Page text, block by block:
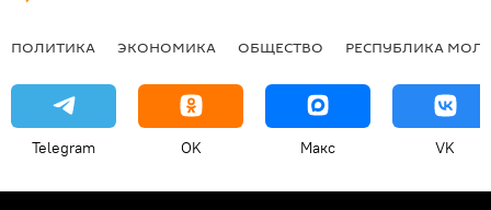
ПОЛИТИКА ЭКОНОМИКА ОБЩЕСТВО РЕСПУБЛИКА
Telegram OK Макс VK